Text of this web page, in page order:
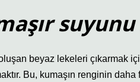
beyaz lekeleri çıkarmak
Bu, kumaşın renginin